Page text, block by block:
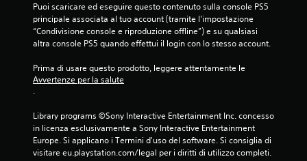
u
c
q
u
Puoi scaricare ed eseguire questo contenuto sulla console PS5
principale associata al tuo account (tramite l'impostazione
“Condivisione console e riproduzione offline”) e su qualsiasi
altra console PS5 quando effettui il login con lo stesso account.
Prima di usare questo prodotto, leggere attentamente le
Avvertenze per la salute
.
Library programs ©Sony Interactive Entertainment Inc. concesso
in licenza esclusivamente a Sony Interactive Entertainment
Europe. Si applicano i Termini d'uso del software. Si consiglia di
visitare eu.playstation.com/legal per i diritti di utilizzo completi.